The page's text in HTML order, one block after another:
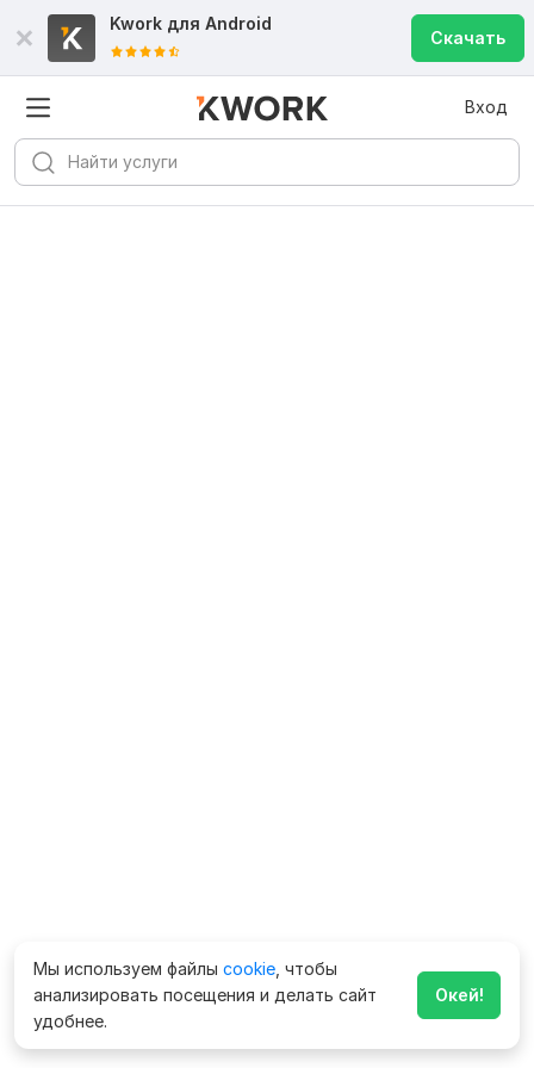
Kwork для Android
Скачать
Вход
Мы используем файлы cookie , чтобы
анализировать посещения и делать сайт
удобнее.
Окей!